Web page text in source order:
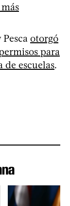
otorgó
para
de escuelas.